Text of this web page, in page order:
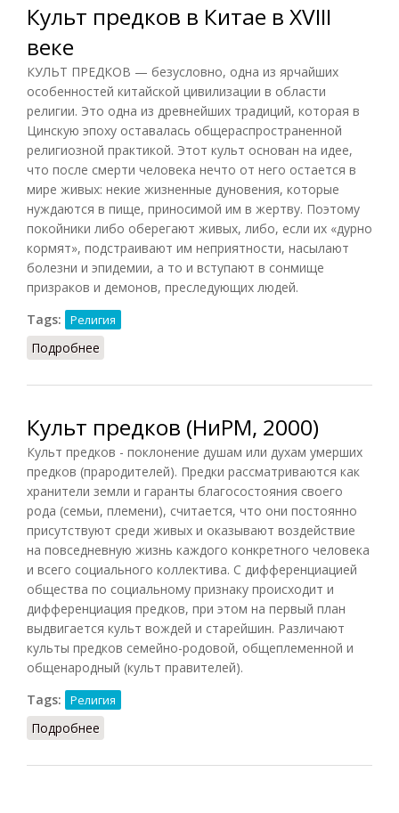
Культ предков в Китае в XVIII
веке
КУЛЬТ ПРЕДКОВ — безусловно, одна из ярчайших
особенностей китайской цивилизации в области
религии. Это одна из древнейших традиций, которая в
Цинскую эпоху оставалась общераспространенной
религиозной практикой. Этот культ основан на идее,
что после смерти человека нечто от него остается в
мире живых: некие жизненные дуновения, которые
нуждаются в пище, приносимой им в жертву. Поэтому
покойники либо оберегают живых, либо, если их «дурно
кормят», подстраивают им неприятности, насылают
болезни и эпидемии, а то и вступают в сонмище
призраков и демонов, преследующих людей.
Tags:
Религия
Подробнее
Культ предков (НиРМ, 2000)
Культ предков - поклонение душам или духам умерших
предков (прародителей). Предки рассматриваются как
хранители земли и гаранты благосостояния своего
рода (семьи, племени), считается, что они постоянно
присутствуют среди живых и оказывают воздействие
на повседневную жизнь каждого конкретного человека
и всего социального коллектива. С дифференциацией
общества по социальному признаку происходит и
дифференциация предков, при этом на первый план
выдвигается культ вождей и старейшин. Различают
культы предков семейно-родовой, общеплеменной и
общенародный (культ правителей).
Tags:
Религия
Подробнее